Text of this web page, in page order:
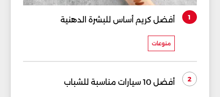
1 أفضل كريم أساس للبشرة الدهنية
منوعات
2 أفضل 10 سيارات مناسبة للشباب